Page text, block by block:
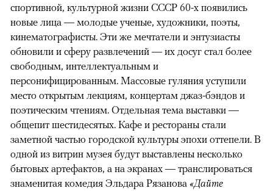
спортивной, культурной жизни СССР 60-х появились
новые лица — молодые ученые, художники, поэты,
кинематографисты. Эти же мечтатели и энтузиасты
обновили и сферу развлечений — их досуг стал более
свободным, интеллектуальным и
персонифицированным. Массовые гуляния уступили
место открытым лекциям, концертам джаз-бэндов и
поэтическим чтениям. Отдельная тема выставки —
общепит шестидесятых. Кафе и рестораны стали
заметной частью городской культуры эпохи оттепели. В
одной из витрин музея будут выставлены несколько
бытовых артефактов, а на экранах — транслироваться
знаменитая комедия Эльдара Рязанова «Дайте